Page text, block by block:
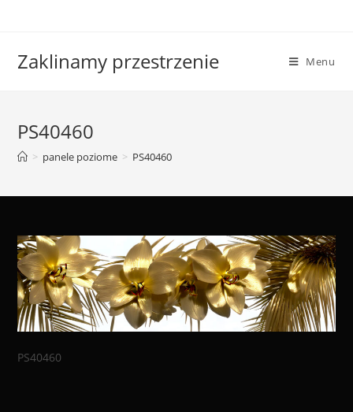
Zaklinamy przestrzenie Menu
PS40460
> panele poziome > PS40460
PS40460